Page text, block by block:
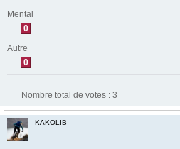
Mental
0
Autre
0
Nombre total de votes : 3
KAKOLIB